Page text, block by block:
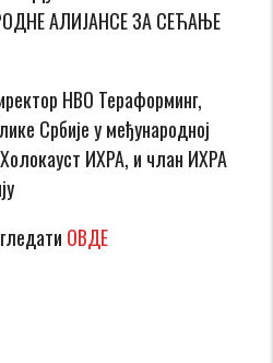
АЛИЈАНСЕ ЗА СЕЋАЊЕ
НВО Тераформинг,
Србије у међународној
ИХРА, и члан ИХРА
ОВДЕ